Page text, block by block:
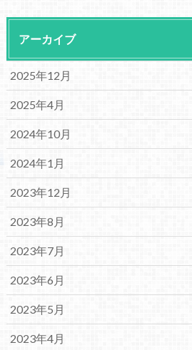
アーカイブ
2025年12月
2025年4月
2024年10月
2024年1月
2023年12月
2023年8月
2023年7月
2023年6月
2023年5月
2023年4月